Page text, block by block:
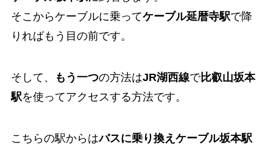
そこからケーブルに乗ってケーブル延暦寺駅で降
りればもう目の前です。
そして、 もう一つの方法はJR湖西線で比叡山坂本
駅を使ってアクセスする方法です。
こちらの駅からはバスに乗り換えケーブル坂本駅